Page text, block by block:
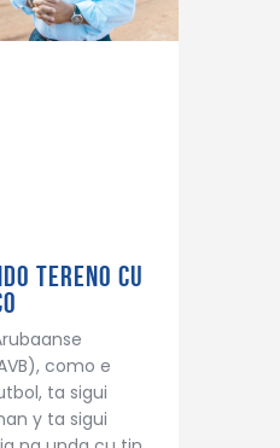
TERENO CU
como e
ta sigui
y ta sigui